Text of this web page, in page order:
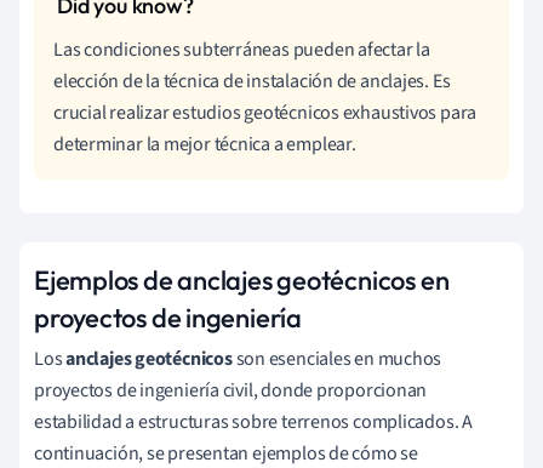
Las condiciones subterráneas pueden afectar la
elección de la técnica de instalación de anclajes. Es
crucial realizar estudios geotécnicos exhaustivos para
determinar la mejor técnica a emplear.
Ejemplos de anclajes geotécnicos en
proyectos de ingeniería
Losanclajes geotécnicosson esenciales en muchos
proyectos de ingeniería civil, donde proporcionan
estabilidad a estructuras sobre terrenos complicados. A
continuación, se presentan ejemplos de cómo se